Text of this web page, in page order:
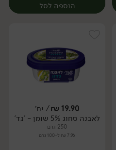
הוספה לסל
יח׳
19.90
₪/ יח׳
לאבנה סחוג 5% שומן - 'גד'
250 גרם
7.96 ₪ ל-100 גרם